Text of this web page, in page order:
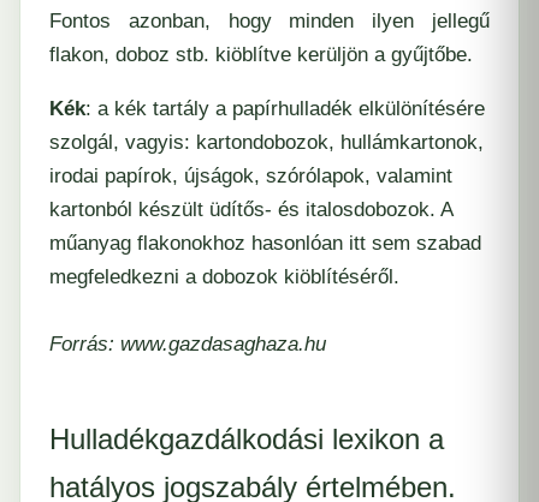
Fontos azonban, hogy minden ilyen jellegű
flakon, doboz stb. kiöblítve kerüljön a gyűjtőbe.
Kék: a kék tartály a papírhulladék elkülönítésére
szolgál, vagyis: kartondobozok, hullámkartonok,
irodai papírok, újságok, szórólapok, valamint
kartonból készült üdítős- és italosdobozok. A
műanyag flakonokhoz hasonlóan itt sem szabad
megfeledkezni a dobozok kiöblítéséről.
Forrás: www.gazdasaghaza.hu
Hulladékgazdálkodási lexikon a
hatályos jogszabály értelmében.